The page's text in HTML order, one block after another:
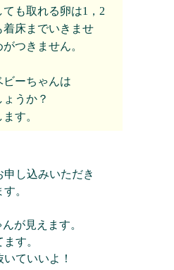
も取れる卵は1，2
床までいきませ
つきません。
ーちゃんは
うか？
す。
し込みいただき
。
が見えます。
す。
ていいよ！